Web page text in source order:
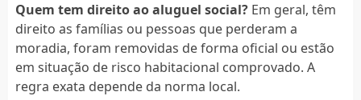
Quem tem direito ao aluguel social?Em geral, têm
direito as famílias ou pessoas que perderam a
moradia, foram removidas de forma oficial ou estão
em situação de risco habitacional comprovado. A
regra exata depende da norma local.